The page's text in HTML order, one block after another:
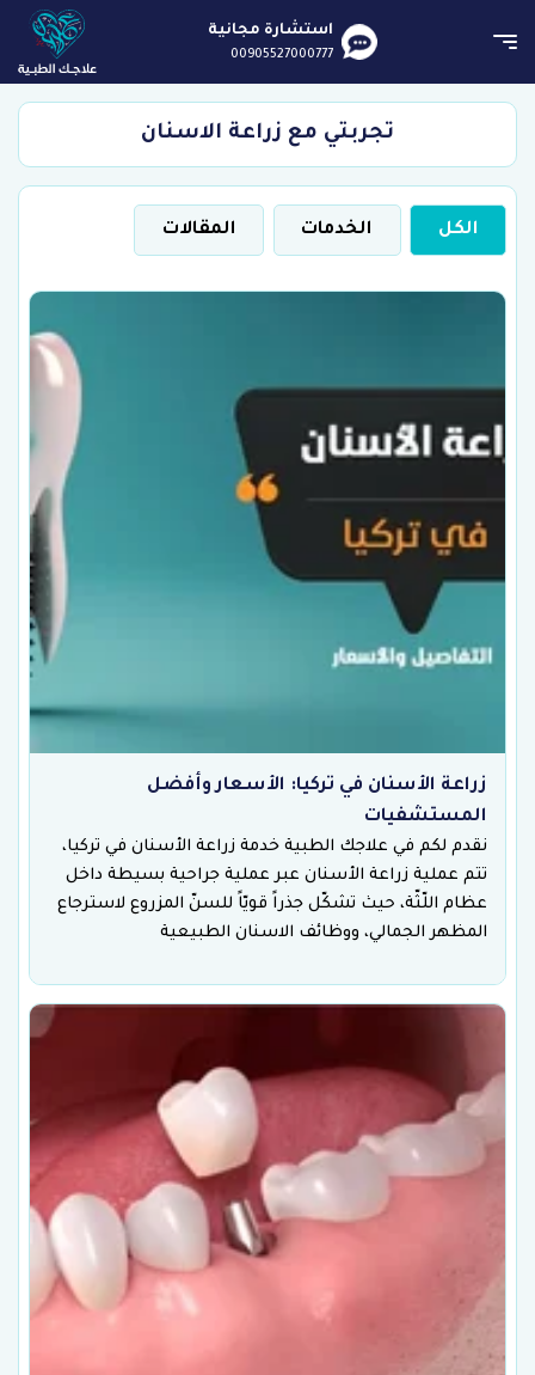
استشارة مجانية
00905527000777
تجربتي مع زراعة الاسنان
الكل الخدمات المقالات
زراعة الأسنان في تركيا: الأسعار وأفضل
المستشفيات
نقدم لكم في علاجك الطبية خدمة زراعة الأسنان في تركيا،
تتم عملية زراعة الأسنان عبر عملية جراحية بسيطة داخل
عظام اللّثّة، حيث تشكّل جذراً قويّاً للسنّ المزروع لاسترجاع
المظهر الجمالي، ووظائف الاسنان الطبيعية